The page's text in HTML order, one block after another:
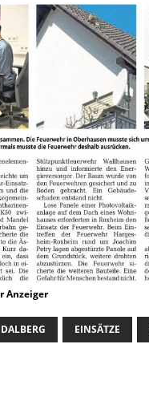
Anzeiger
DALBERG EINSÄTZE